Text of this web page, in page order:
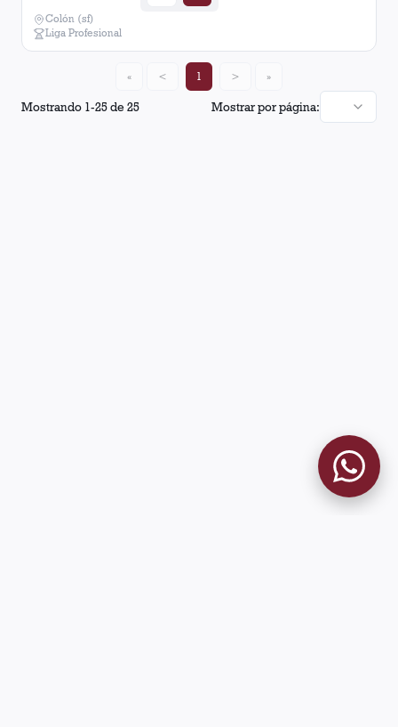
Colón (sf)
Liga Profesional
Mostrando 1-25de25 Mostrar por página:
« < 1 > »